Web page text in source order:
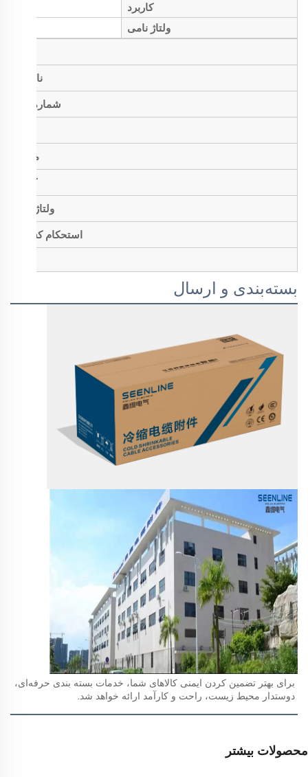
کاربرد
ولتاژ نامی
نام برند
شماره مدل
متریال
کاربرد
ولتاژ نامی
استحکام کششی
بسته‌بندی و ارسال
دوستدار محیط زیست، راحت و کارآمد ارائه خواهد شد.
محصولات بیشتر